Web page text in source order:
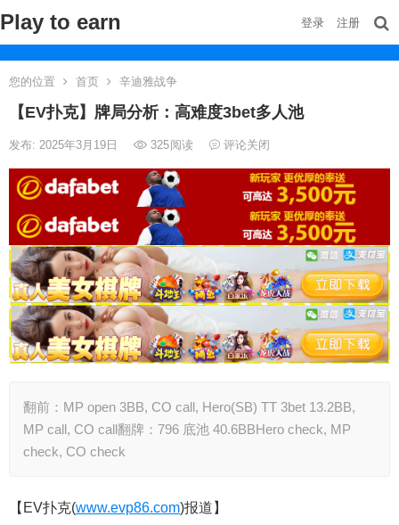
Play to earn 登录 注册
您的位置 首页 辛迪雅战争
【EV扑克】牌局分析：高难度3bet多人池
发布: 2025年3月19日 325阅读 评论关闭
翻前：MP open 3BB, CO call, Hero(SB) TT 3bet 13.2BB,
MP call, CO call翻牌：796 底池 40.6BBHero check, MP
check, CO check
【EV扑克(www.evp86.com)报道】